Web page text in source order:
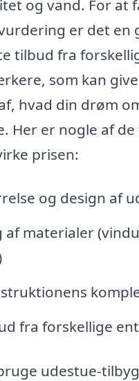
og vand. For at
er det en
tilbud fra
som kan
hvad din drøm
Her er nogle af
prisen:
og design af
af materialer
fra forskellige
udestue-